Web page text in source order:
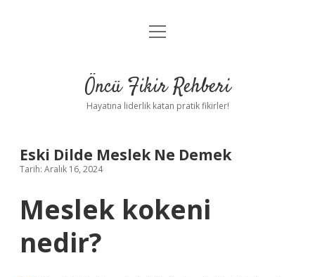
Anasayfa
Yasal Uyarı
menüyü
Öncü Fikir Rehberi
Hayatına liderlik katan pratik fikirler!
Eski Dilde Meslek Ne Demek
Tarih: Aralık 16, 2024
Meslek kokeni
nedir?